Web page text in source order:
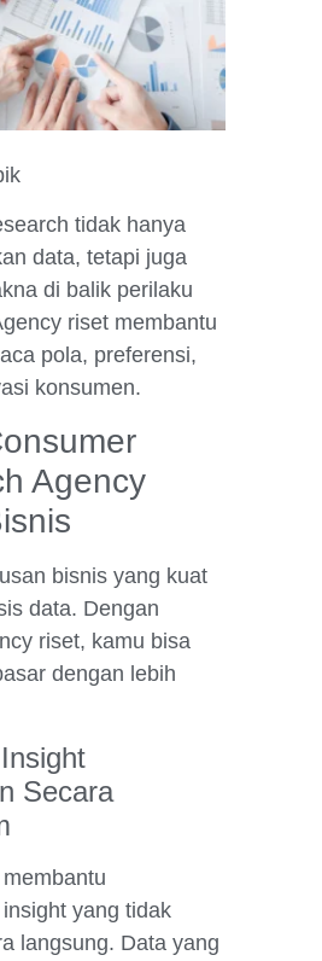
tidak hanya
data, tetapi juga
di balik perilaku
riset membantu
pola, preferensi,
konsumen.
Agency
bisnis yang kuat
data. Dengan
riset, kamu bisa
dengan lebih
Secara
yang tidak
langsung. Data yang